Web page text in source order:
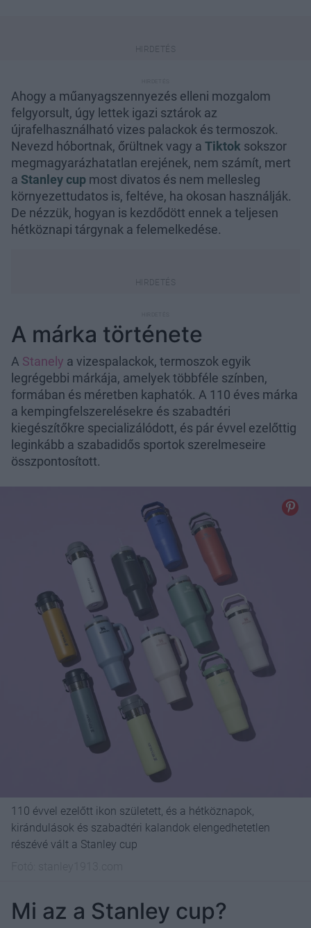
Ahogy a műanyagszennyezés elleni mozgalom
felgyorsult, úgy lettek igazi sztárok az
újrafelhasználható vizes palackok és termoszok.
Nevezd hóbortnak, őrültnek vagy a Tiktok sokszor
megmagyarázhatatlan erejének, nem számít, mert
a Stanley cup most divatos és nem mellesleg
környezettudatos is, feltéve, ha okosan használják.
De nézzük, hogyan is kezdődött ennek a teljesen
hétköznapi tárgynak a felemelkedése.
A márka története
A Stanely a vizespalackok, termoszok egyik
legrégebbi márkája, amelyek többféle színben,
formában és méretben kaphatók. A 110 éves márka
a kempingfelszerelésekre és szabadtéri
kiegészítőkre specializálódott, és pár évvel ezelőttig
leginkább a szabadidős sportok szerelmeseire
összpontosított.
110 évvel ezelőtt ikon született, és a hétköznapok,
kirándulások és szabadtéri kalandok elengedhetetlen
részévé vált a Stanley cup
Mi az a Stanley cup?